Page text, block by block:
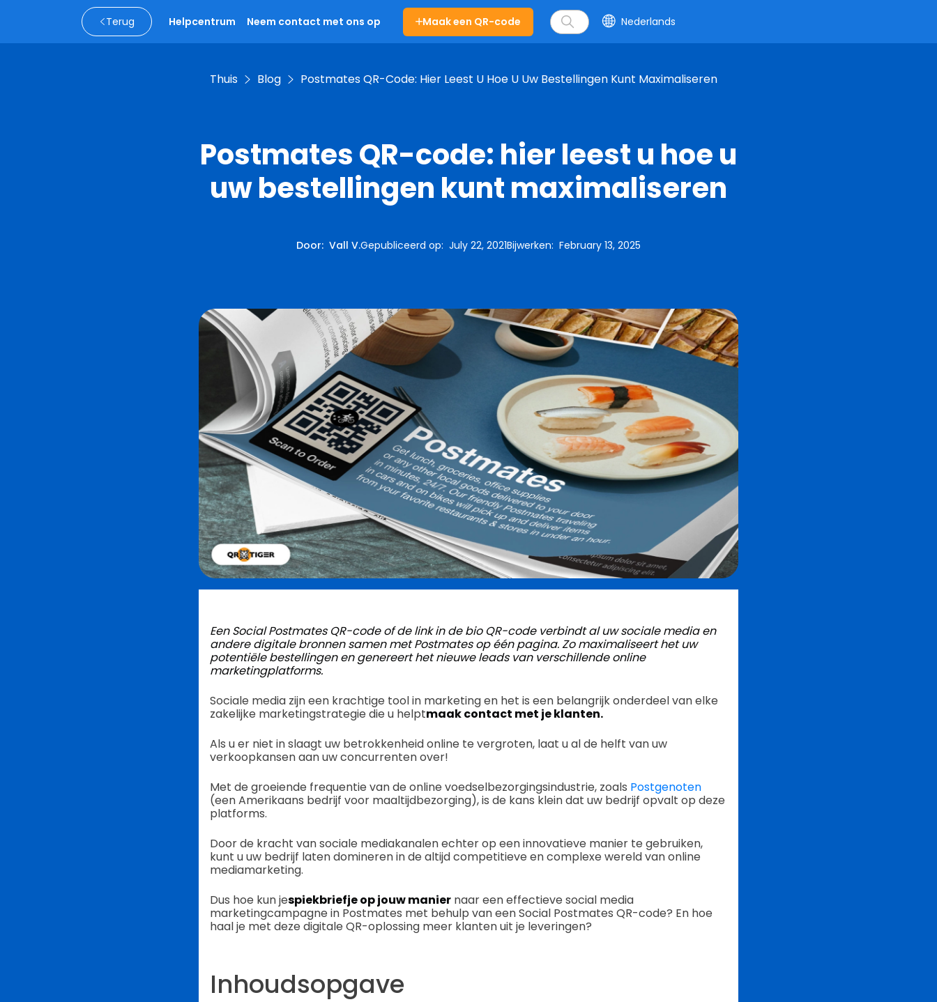
Terug Helpcentrum Neem contact met ons op Maak een QR-code Nederlands
Thuis Blog Postmates QR-Code: Hier Leest U Hoe U Uw Bestellingen Kunt Maximaliseren
Postmates QR-code: hier leest u hoe u
uw bestellingen kunt maximaliseren
Door: Vall V.Gepubliceerd op: July 22, 2021Bijwerken: February 13, 2025
Een Social Postmates QR-code of de link in de bio QR-code verbindt al uw sociale media en
andere digitale bronnen samen met Postmates op één pagina. Zo maximaliseert het uw
potentiële bestellingen en genereert het nieuwe leads van verschillende online
marketingplatforms.
Sociale media zijn een krachtige tool in marketing en het is een belangrijk onderdeel van elke
zakelijke marketingstrategie die u helptmaak contact met je klanten.
Als u er niet in slaagt uw betrokkenheid online te vergroten, laat u al de helft van uw
verkoopkansen aan uw concurrenten over!
Met de groeiende frequentie van de online voedselbezorgingsindustrie, zoals Postgenoten
(een Amerikaans bedrijf voor maaltijdbezorging), is de kans klein dat uw bedrijf opvalt op deze
platforms.
Door de kracht van sociale mediakanalen echter op een innovatieve manier te gebruiken,
kunt u uw bedrijf laten domineren in de altijd competitieve en complexe wereld van online
mediamarketing.
Dus hoe kun jespiekbriefje op jouw maniernaar een effectieve social media
marketingcampagne in Postmates met behulp van een Social Postmates QR-code? En hoe
haal je met deze digitale QR-oplossing meer klanten uit je leveringen?
Inhoudsopgave